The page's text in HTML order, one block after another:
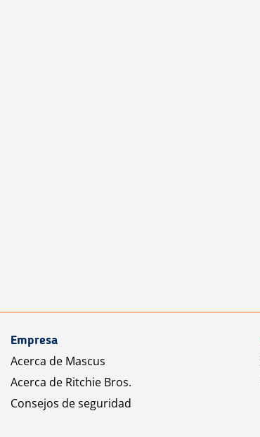
Empresa
Acerca de Mascus
Acerca de Ritchie Bros.
Consejos de seguridad